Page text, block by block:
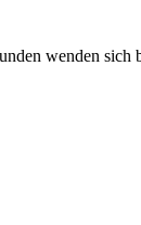
wenden sich